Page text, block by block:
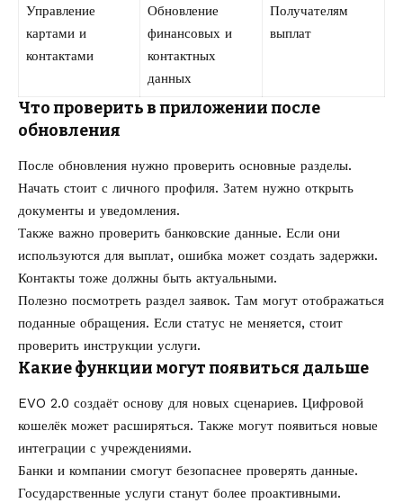
Управление
картами и
контактами
Обновление
финансовых и
контактных
данных
Получателям
выплат
Что проверить в приложении после
обновления
После обновления нужно проверить основные разделы.
Начать стоит с личного профиля. Затем нужно открыть
документы и уведомления.
Также важно проверить банковские данные. Если они
используются для выплат, ошибка может создать задержки.
Контакты тоже должны быть актуальными.
Полезно посмотреть раздел заявок. Там могут отображаться
поданные обращения. Если статус не меняется, стоит
проверить инструкции услуги.
Какие функции могут появиться дальше
EVO 2.0 создаёт основу для новых сценариев. Цифровой
кошелёк может расширяться. Также могут появиться новые
интеграции с учреждениями.
Банки и компании смогут безопаснее проверять данные.
Государственные услуги станут более проактивными.